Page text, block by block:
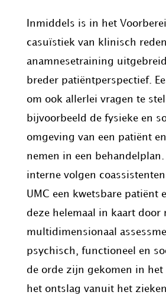
Inmiddels is in het
casuïstiek van klinisch
anamnesetraining
breder patiëntperspectief.
om ook allerlei vragen te
bijvoorbeeld de fysieke en
omgeving van een patiënt
nemen in een
interne volgen
UMC een kwetsbare patiënt
deze helemaal in kaart door
multidimensionaal
psychisch, functioneel en
de orde zijn gekomen in het
het ontslag vanuit het